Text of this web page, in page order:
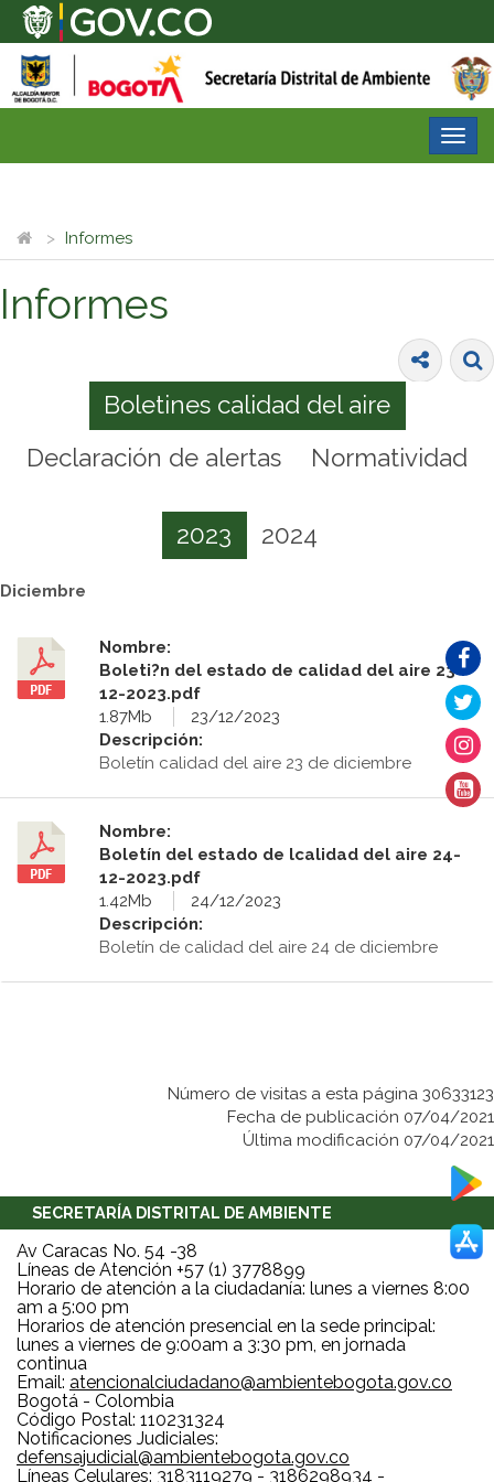
Informes
Informes
Boletines calidad del aire
Declaración de alertas
Normatividad
2023 2024
Diciembre
Nombre:
Boleti?n del estado de calidad del aire 23-
12-2023.pdf
1.87Mb
23/12/2023
Descripción:
Boletín calidad del aire 23 de diciembre
Nombre:
Boletín del estado de lcalidad del aire 24-
12-2023.pdf
1.42Mb
24/12/2023
Descripción:
Boletín de calidad del aire 24 de diciembre
Número de visitas a esta página 30633123
Fecha de publicación 07/04/2021
Última modificación 07/04/2021
SECRETARÍA DISTRITAL DE AMBIENTE
Av Caracas No. 54 -38
Líneas de Atención +57 (1) 3778899
Horario de atención a la ciudadanía: lunes a viernes 8:00
am a 5:00 pm
Horarios de atención presencial en la sede principal:
lunes a viernes de 9:00am a 3:30 pm, en jornada
continua
Email: atencionalciudadano@ambientebogota.gov.co
Bogotá - Colombia
Código Postal: 110231324
Notificaciones Judiciales:
defensajudicial@ambientebogota.gov.co
Líneas Celulares: 3183119279 - 3186298934 -